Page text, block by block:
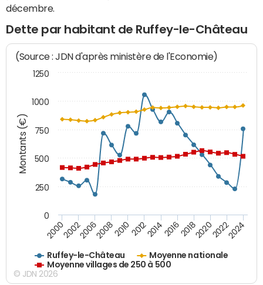
décembre.
Dette par habitant de Ruffey-le-Château
Montants (€)
(Source : JDN d'après ministère de l'Economie)
Ruffey-le-Château
Moyenne nationale
Moyenne villages de 250 à 500
200020022006200820102012201420162018202020222024
0
250
500
750
1000
1250
© JDN 2026